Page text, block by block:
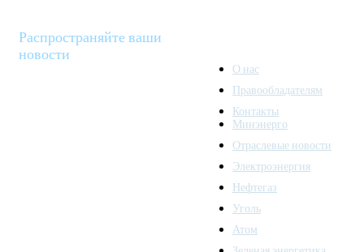
Распространяйте ваши
новости
О нас
Правообладателям
Контакты
Минэнерго
Отраслевые новости
Электроэнергия
Нефтегаз
Уголь
Атом